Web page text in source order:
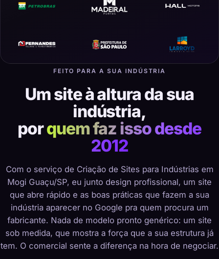
FEITO PARA A SUA INDÚSTRIA
Um site à altura da sua
indústria,
porquem faz isso desde
2012
Com o serviço de Criação de Sites para Indústrias em
Mogi Guaçu/SP, eu junto design profissional, um site
que abre rápido e as boas práticas que fazem a sua
indústria aparecer no Google pra quem procura um
fabricante. Nada de modelo pronto genérico: um site
sob medida, que mostra a força que a sua estrutura já
tem. O comercial sente a diferença na hora de negociar.